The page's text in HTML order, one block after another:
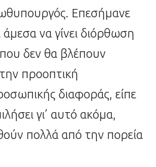
Επεσήμανε
άμεσα να γίνει διόρθωση
δεν θα βλέπουν
προοπτική
διαφοράς, είπε
γι’ αυτό ακόμα,
πολλά από την πορεία